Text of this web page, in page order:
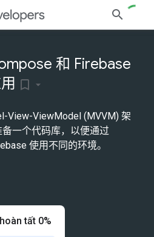
和 Firebase
bookmark_border
View-ViewModel (MVVM) 架
一个代码库，以便通过
使用不同的环境。
tất 0%